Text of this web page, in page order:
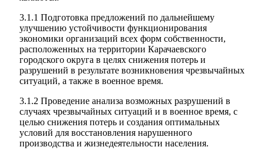
3.1.1 Подготовка предложений по дальнейшему
улучшению устойчивости функционирования
экономики организаций всех форм собственности,
расположенных на территории Карачаевского
городского округа в целях снижения потерь и
разрушений в результате возникновения чрезвычайных
ситуаций, а также в военное время.
3.1.2 Проведение анализа возможных разрушений в
случаях чрезвычайных ситуаций и в военное время, с
целью снижения потерь и создания оптимальных
условий для восстановления нарушенного
производства и жизнедеятельности населения.